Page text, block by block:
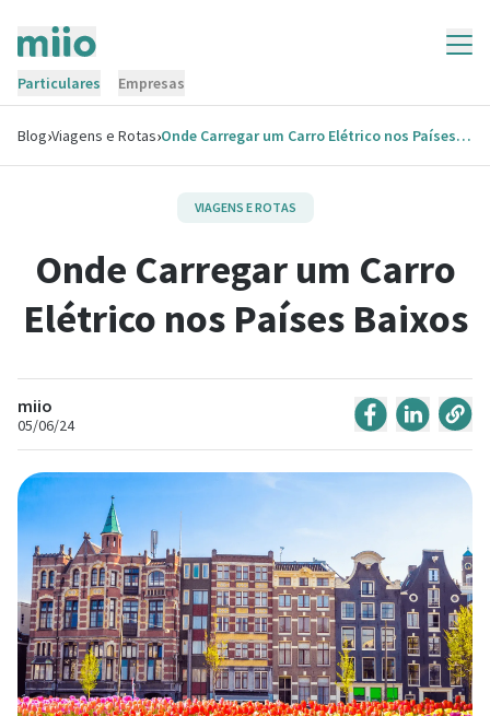
Particulares Empresas
Blog›Viagens e Rotas› Onde Carregar um Carro Elétrico nos Países Baixos
VIAGENS E ROTAS
Onde Carregar um Carro
Elétrico nos Países Baixos
miio
05/06/24